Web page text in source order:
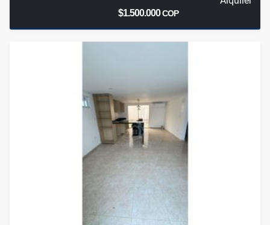
$1.500.000COP